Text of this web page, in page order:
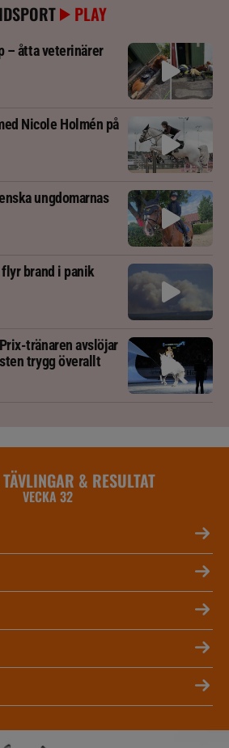
PLAY
– åtta veterinärer
Nicole Holmén på
ungdomarnas
brand i panik
tränaren avslöjar
trygg överallt
& RESULTAT
VECKA 32